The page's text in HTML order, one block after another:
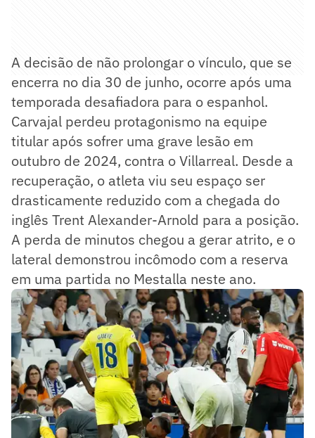
A decisão de não prolongar o vínculo, que se
encerra no dia 30 de junho, ocorre após uma
temporada desafiadora para o espanhol.
Carvajal perdeu protagonismo na equipe
titular após sofrer uma grave lesão em
outubro de 2024, contra o Villarreal. Desde a
recuperação, o atleta viu seu espaço ser
drasticamente reduzido com a chegada do
inglês Trent Alexander-Arnold para a posição.
A perda de minutos chegou a gerar atrito, e o
lateral demonstrou incômodo com a reserva
em uma partida no Mestalla neste ano.